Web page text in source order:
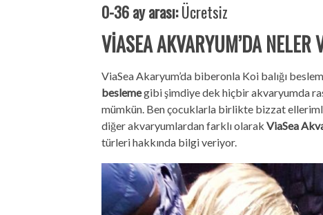
0-36 ay arası:Ücretsiz
VİASEA AKVARYUM’DA
ViaSea Akaryum’da biberonla Koi balığı
beslemegibi şimdiye dek hiçbir akvaryumda
mümkün. Ben çocuklarla birlikte bizzat
diğer akvaryumlardan farklı olarak ViaSea
türleri hakkında bilgi veriyor.